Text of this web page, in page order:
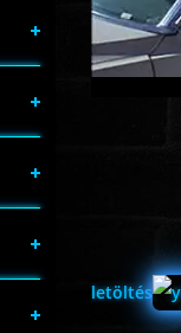
letöltés